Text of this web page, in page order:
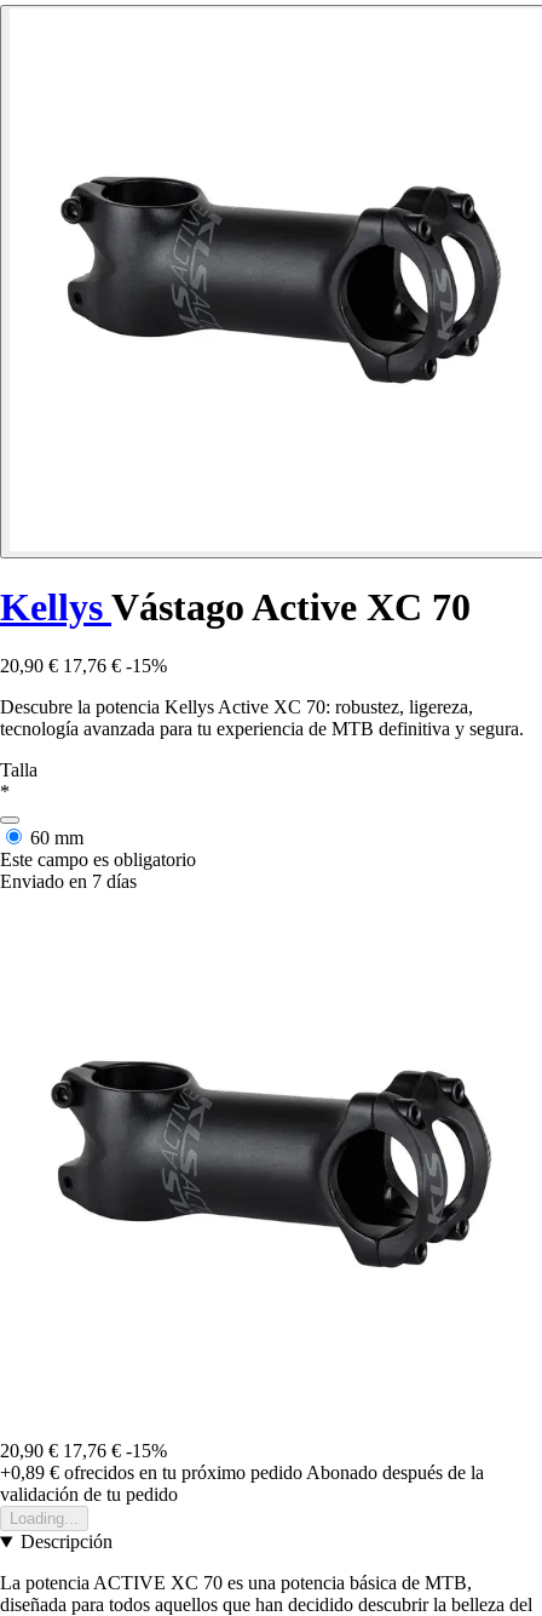
KellysVástago Active XC 70
20,90 € 17,76 € -15%
Descubre la potencia Kellys Active XC 70: robustez, ligereza,
tecnología avanzada para tu experiencia de MTB definitiva y segura.
Talla
*
60 mm
Este campo es obligatorio
Enviado en 7 días
20,90 € 17,76 € -15%
+0,89 € ofrecidos en tu próximo pedido Abonado después de la
validación de tu pedido
Loading...
Descripción
La potencia ACTIVE XC 70 es una potencia básica de MTB,
diseñada para todos aquellos que han decidido descubrir la belleza del